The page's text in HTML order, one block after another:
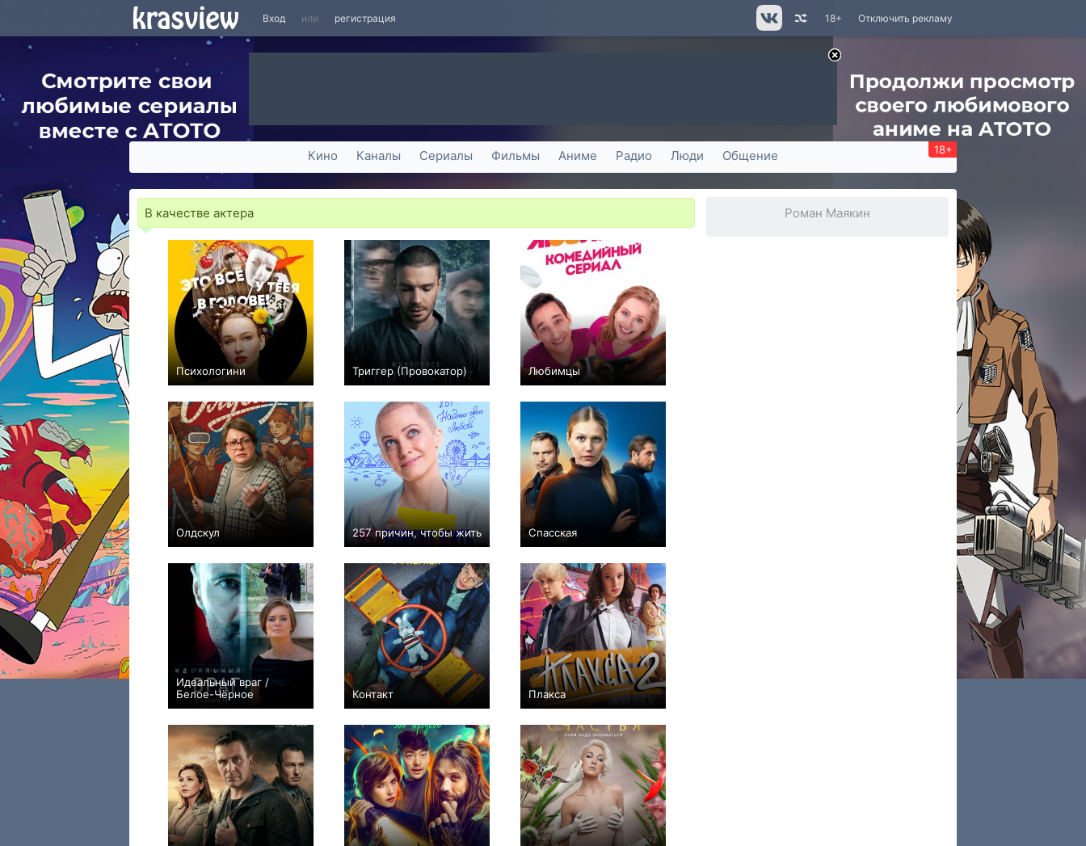
Вход или регистрация Отключить рекламу
18+
Кино Каналы Сериалы Фильмы Аниме Радио Люди Общение 18+
В качестве актера
Психологини
+322 42 2837
Триггер (Провокатор)
+924 40 5466
Любимцы
+92 20 1427
Олдскул
+427 17 6745
257 причин, чтобы жить
+187 26 1100
Спасская
+125 80 1173
Идеальный враг /
Белое-Чёрное
−1 16 363
Контакт
+240 17 1560
Плакса
+160 16 1617
Роман Маякин